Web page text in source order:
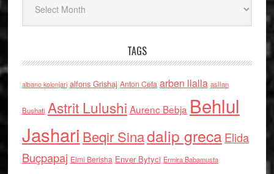
TAGS
albano kolonjari alfons Grishaj Anton Cefa arben llalla asllan
Bushati Astrit Lulushi Aurenc Bebja Behlul
Jashari Beqir Sinadalip grecaElida
Buçpapaj Elmi Berisha Enver Bytyci Ermira Babamusta